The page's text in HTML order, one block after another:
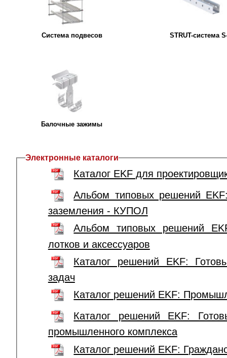
Система подвесов STRUT-система
Балочные зажимы
Электронные каталоги
Каталог EKF для
Альбом типовых решений
заземления - КУПОЛ
Альбом типовых решений
лотков и аксессуаров
Каталог решений EKF:
задач
Каталог решений EKF:
Каталог решений EKF:
промышленного комплекса
Каталог решений EKF: